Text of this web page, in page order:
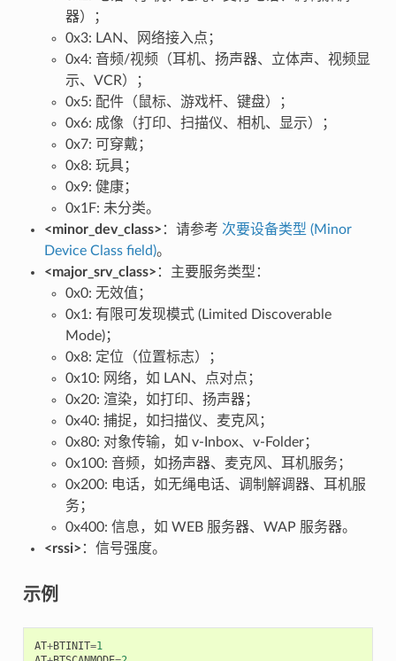
器）；
0x3: LAN、网络接入点；
0x4: 音频/视频（耳机、扬声器、立体声、视频显
示、VCR）；
0x5: 配件（鼠标、游戏杆、键盘）；
0x6: 成像（打印、扫描仪、相机、显示）；
0x7: 可穿戴；
0x8: 玩具；
0x9: 健康；
0x1F: 未分类。
<minor_dev_class> ：请参考 次要设备类型 (Minor
Device Class field)。
<major_srv_class> ：主要服务类型：
0x0: 无效值；
0x1: 有限可发现模式 (Limited Discoverable
Mode)；
0x8: 定位（位置标志）；
0x10: 网络，如 LAN、点对点；
0x20: 渲染，如打印、扬声器；
0x40: 捕捉，如扫描仪、麦克风；
0x80: 对象传输，如 v-Inbox、v-Folder；
0x100: 音频，如扬声器、麦克风、耳机服务；
0x200: 电话，如无绳电话、调制解调器、耳机服
务；
0x400: 信息，如 WEB 服务器、WAP 服务器。
<rssi> ：信号强度。
示例
AT+BTINIT=1